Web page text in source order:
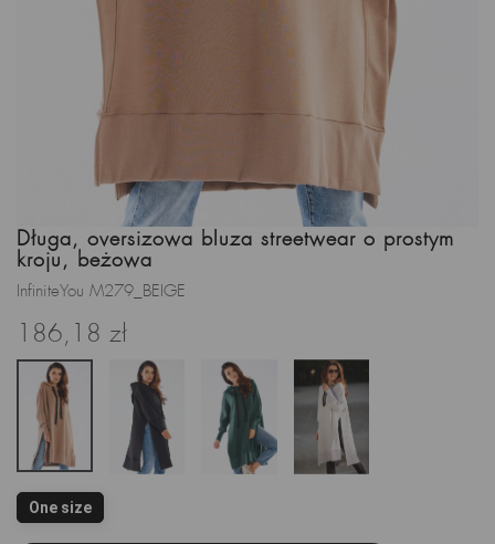
Długa, oversizowa bluza streetwear o prostym
kroju, beżowa
InfiniteYou M279_BEIGE
186,18 zł
One size